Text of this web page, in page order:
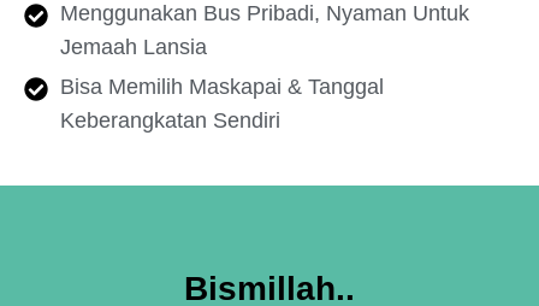
Menggunakan Bus Pribadi, Nyaman Untuk
Jemaah Lansia
Bisa Memilih Maskapai & Tanggal
Keberangkatan Sendiri
Bismillah..